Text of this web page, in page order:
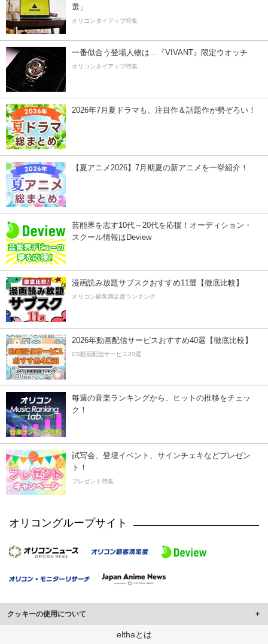
選」
オリコンタイアップ特集
一番似合う登場人物は…『VIVANT』限定ウオッチ
オリコンタイアップ特集
2026年7月夏ドラマも、注目作＆話題作が勢ぞろい！
【夏アニメ2026】7月期夏の新アニメを一挙紹介！
芸能界を志す10代～20代を応援！オーディション・
スクール情報はDeview
漫画読み放題サブスクおすすめ11選【徹底比較】
オリコン顧客満足度ランキング
2026年動画配信サービスおすすめ40選【徹底比較】
CS動画配信サービス20選
毎週の音楽ランキングから、ヒットの推移をチェッ
ク！
試写会、登壇イベント、サインチェキなどプレゼン
ト！
プレゼント特集
オリコングループサイト
クッキーの使用について
このサイトでは Cookie を使用して、ユーザーに合わせたコンテンツや広告の
elthaとは